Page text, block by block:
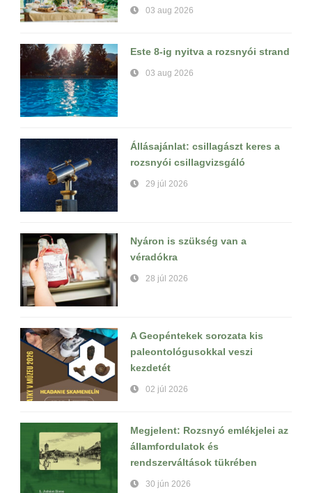
03 aug 2026
Este 8-ig nyitva a rozsnyói strand
03 aug 2026
Állásajánlat: csillagászt keres a
rozsnyói csillagvizsgáló
29 júl 2026
Nyáron is szükség van a
véradókra
28 júl 2026
A Geopéntekek sorozata kis
paleontológusokkal veszi
kezdetét
02 júl 2026
Megjelent: Rozsnyó emlékjelei az
államfordulatok és
rendszerváltások tükrében
30 jún 2026